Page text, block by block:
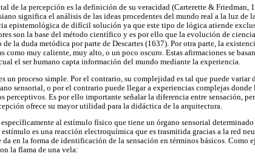
de la percepción es la definición de su veracidad (Carterette & Friedman,
significa el análisis de las ideas procedentes del mundo real a la luz
epistemológica de difícil solución ya que este tipo de lógica atiende
son la base del método científico y es por ello que la evolución de
la duda metódica por parte de Descartes (1637). Por otra parte, la
como muy caliente, muy alto, o un poco oscuro. Estas afirmaciones se
el ser humano capta información del mundo mediante la experiencia.
un proceso simple. Por el contrario, su complejidad es tal que puede variar
sensorial, o por el contrario puede llegar a experiencias complejas
perceptivos. Es por ello importante señalar la diferencia entre sensación,
ofrece su mayor utilidad para la didáctica de la arquitectura.
específicamente al estímulo físico que tiene un órgano sensorial
es una reacción electroquímica que es trasmitida gracias a la red
da en la forma de identificación de la sensación en términos básicos. Como
la flama de una vela: